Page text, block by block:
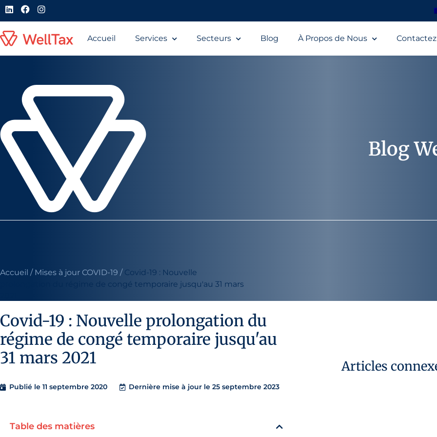
Accueil Services Secteurs Blog À Propos de Nous
Blog
Accueil / Mises à jour COVID-19 / Covid-19 : Nouvelle
prolongation du régime de congé temporaire jusqu'au 31 mars
Covid-19 : Nouvelle prolongation du
régime de congé temporaire jusqu'au
31 mars 2021
Publié le 11 septembre 2020 Dernière mise à jour le 25 septembre 2023
Table des matières
Articles